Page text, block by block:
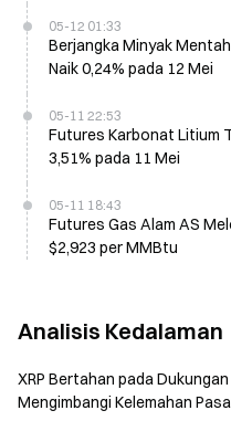
05-12 01:33
Berjangka Minyak
Naik 0,24% pada 12 Mei
05-11 22:53
Futures Karbonat Litium
3,51% pada 11 Mei
05-11 18:43
Futures Gas Alam AS
$2,923 per MMBtu
Analisis Kedalaman
XRP Bertahan pada
Mengimbangi Kelemahan